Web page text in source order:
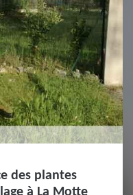
des plantes